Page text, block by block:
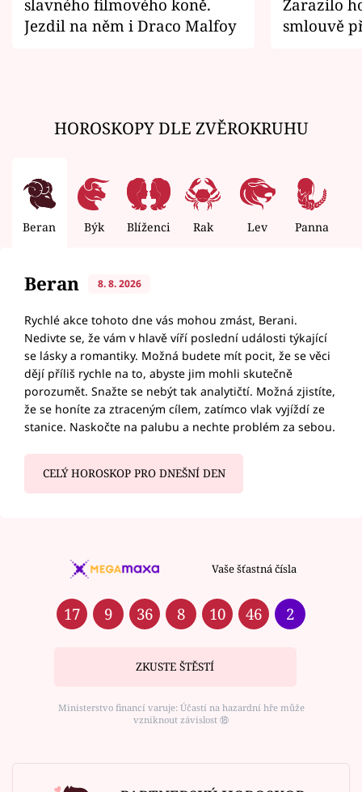
slavného filmového koně.
Jezdil na něm i Draco Malfoy
Zarazilo
smlouvě
HOROSKOPY DLE ZVĚROKRUHU
Beran Býk Blíženci Rak Lev Panna
Beran 8. 8. 2026
Rychlé akce tohoto dne vás mohou zmást, Berani.
Nedivte se, že vám v hlavě víří poslední události týkající
se lásky a romantiky. Možná budete mít pocit, že se věci
dějí příliš rychle na to, abyste jim mohli skutečně
porozumět. Snažte se nebýt tak analytičtí. Možná zjistíte,
že se honíte za ztraceným cílem, zatímco vlak vyjíždí ze
stanice. Naskočte na palubu a nechte problém za sebou.
CELÝ HOROSKOP PRO DNEŠNÍ DEN
Vaše šťastná čísla
17 9 36 8 10 46 2
ZKUSTE ŠTĚSTÍ
Ministerstvo financí varuje: Účastí na hazardní hře může
vzniknout závislost ⑱